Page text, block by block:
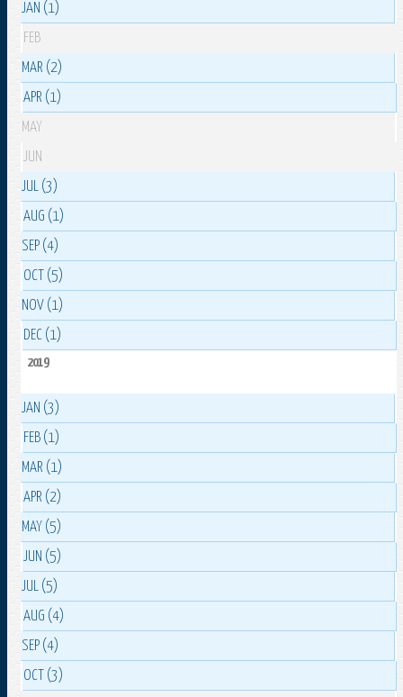
JAN (1)
FEB
MAR (2)
APR (1)
MAY
JUN
JUL (3)
AUG (1)
SEP (4)
OCT (5)
NOV (1)
DEC (1)
2019
JAN (3)
FEB (1)
MAR (1)
APR (2)
MAY (5)
JUN (5)
JUL (5)
AUG (4)
SEP (4)
OCT (3)